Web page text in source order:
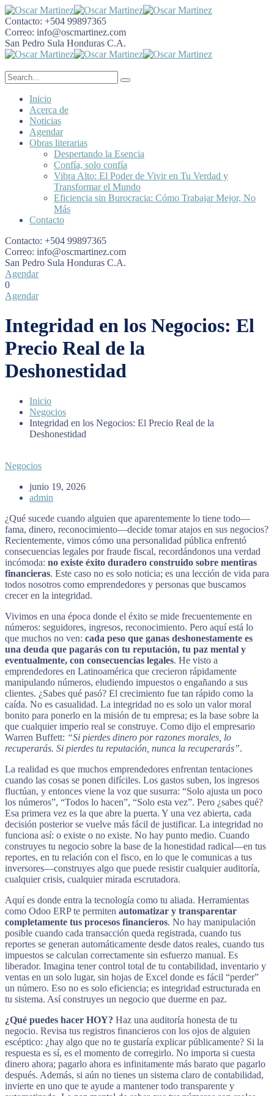
Contacto: +504 99897365
Correo: info@oscmartinez.com
San Pedro Sula Honduras C.A.
Inicio
Acerca de
Noticias
Agendar
Obras literarias
Despertando la Esencia
Confía, solo confía
Vibra Alto: El Poder de Vivir en Tu Verdad y
Transformar el Mundo
Eficiencia sin Burocracia: Cómo Trabajar Mejor, No
Más
Contacto
Contacto: +504 99897365
Correo: info@oscmartinez.com
San Pedro Sula Honduras C.A.
Agendar
0
Agendar
Integridad en los Negocios: El
Precio Real de la
Deshonestidad
Inicio
Negocios
Integridad en los Negocios: El Precio Real de la
Deshonestidad
Negocios
junio 19, 2026
admin
¿Qué sucede cuando alguien que aparentemente lo tiene todo—
fama, dinero, reconocimiento—decide tomar atajos en sus negocios?
Recientemente, vimos cómo una personalidad pública enfrentó
consecuencias legales por fraude fiscal, recordándonos una verdad
incómoda: no existe éxito duradero construido sobre mentiras
financieras. Este caso no es solo noticia; es una lección de vida para
todos nosotros como emprendedores y personas que buscamos
crecer en la integridad.
Vivimos en una época donde el éxito se mide frecuentemente en
números: seguidores, ingresos, reconocimiento. Pero aquí está lo
que muchos no ven: cada peso que ganas deshonestamente es
una deuda que pagarás con tu reputación, tu paz mental y
eventualmente, con consecuencias legales. He visto a
emprendedores en Latinoamérica que crecieron rápidamente
manipulando números, eludiendo impuestos o engañando a sus
clientes. ¿Sabes qué pasó? El crecimiento fue tan rápido como la
caída. No es casualidad. La integridad no es solo un valor moral
bonito para ponerlo en la misión de tu empresa; es la base sobre la
que cualquier imperio real se construye. Como dijo el empresario
Warren Buffett: “Si pierdes dinero por razones morales, lo
recuperarás. Si pierdes tu reputación, nunca la recuperarás”.
La realidad es que muchos emprendedores enfrentan tentaciones
cuando las cosas se ponen difíciles. Los gastos suben, los ingresos
fluctúan, y entonces viene la voz que susurra: “Solo ajusta un poco
los números”, “Todos lo hacen”, “Solo esta vez”. Pero ¿sabes qué?
Esa primera vez es la que abre la puerta. Y una vez abierta, cada
decisión posterior se vuelve más fácil de justificar. La integridad no
funciona así: o existe o no existe. No hay punto medio. Cuando
construyes tu negocio sobre la base de la honestidad radical—en tus
reportes, en tu relación con el fisco, en lo que le comunicas a tus
inversores—construyes algo que puede resistir cualquier auditoría,
cualquier crisis, cualquier mirada escrutadora.
Aquí es donde entra la tecnología como tu aliada. Herramientas
como Odoo ERP te permiten automatizar y transparentar
completamente tus procesos financieros. No hay manipulación
posible cuando cada transacción queda registrada, cuando tus
reportes se generan automáticamente desde datos reales, cuando tus
impuestos se calculan correctamente sin esfuerzo manual. Es
liberador. Imagina tener control total de tu contabilidad, inventario y
ventas en un solo lugar, sin hojas de Excel donde es fácil “perder”
un número. Eso no es solo eficiencia; es integridad estructurada en
tu sistema. Así construyes un negocio que duerme en paz.
¿Qué puedes hacer HOY? Haz una auditoría honesta de tu
negocio. Revisa tus registros financieros con los ojos de alguien
escéptico: ¿hay algo que no te gustaría explicar públicamente? Si la
respuesta es sí, es el momento de corregirlo. No importa si cuesta
dinero ahora; pagarlo ahora es infinitamente más barato que pagarlo
después. Además, si aún no tienes un sistema claro de contabilidad,
invierte en uno que te ayude a mantener todo transparente y